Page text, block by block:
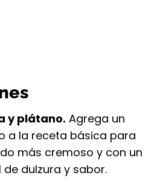
y plátano. Agrega un
a la receta básica para
más cremoso y con un
dulzura y sabor.